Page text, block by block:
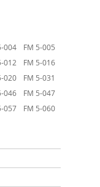
004
FM 5-005
012
FM 5-016
020
FM 5-031
046
FM 5-047
057
FM 5-060